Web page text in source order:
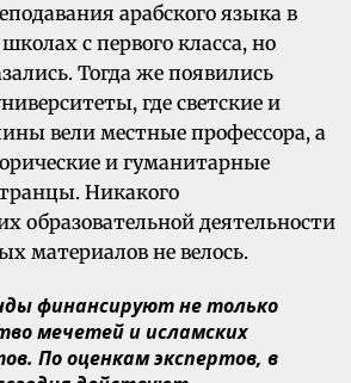
арабского языка в
с первого класса, но
Тогда же появились
где светские и
вели местные профессора, а
и гуманитарные
Никакого
образовательной деятельности
материалов не велось.
финансируют не только
мечетей и исламских
По оценкам экспертов, в